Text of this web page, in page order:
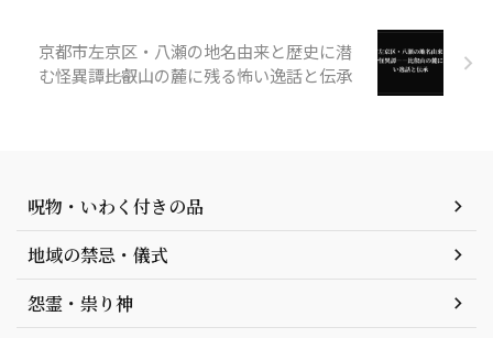
京都市左京区・八瀬の地名由来と歴史に潜
む怪異譚――比叡山の麓に残る怖い逸話と伝承
呪物・いわく付きの品
地域の禁忌・儀式
怨霊・祟り神